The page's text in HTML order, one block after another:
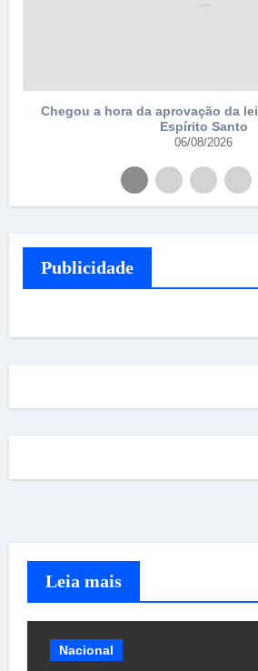
Chegou a hora da aprovação da
Espírito Santo
06/08/2026
Publicidade
Leia mais
Nacional